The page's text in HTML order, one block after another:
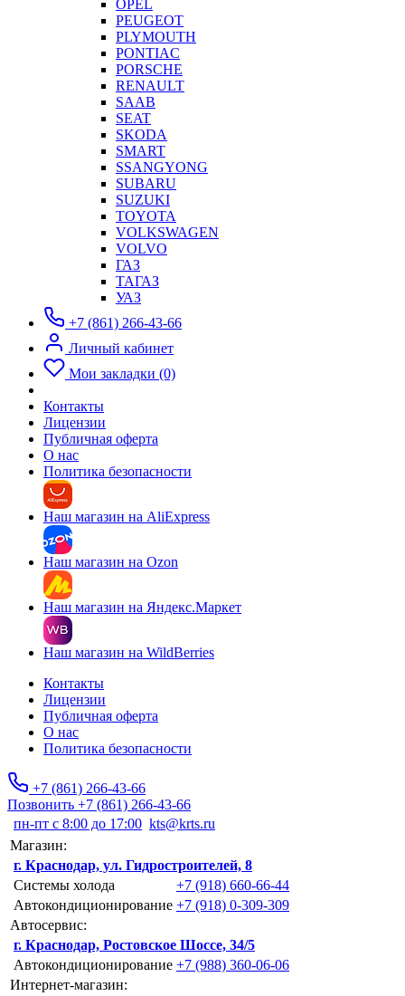
OPEL
PEUGEOT
PLYMOUTH
PONTIAC
PORSCHE
RENAULT
SAAB
SEAT
SKODA
SMART
SSANGYONG
SUBARU
SUZUKI
TOYOTA
VOLKSWAGEN
VOLVO
ГАЗ
ТАГАЗ
УАЗ
+7 (861) 266-43-66
Личный кабинет
Мои закладки (0)
Контакты
Лицензии
Публичная оферта
О нас
Политика безопасности
Наш магазин на AliExpress
Наш магазин на Ozon
Наш магазин на Яндекс.Маркет
Наш магазин на WildBerries
Контакты
Лицензии
Публичная оферта
О нас
Политика безопасности
+7 (861) 266-43-66
Позвонить +7 (861) 266-43-66
пн-пт с 8:00 до 17:00 kts@krts.ru
Магазин:
г. Краснодар, ул. Гидростроителей, 8
Системы холода
+7 (918) 660-66-44
Автокондиционирование +7 (918) 0-309-309
Автосервис:
г. Краснодар, Ростовское Шоссе, 34/5
Автокондиционирование +7 (988) 360-06-06
Интернет-магазин: